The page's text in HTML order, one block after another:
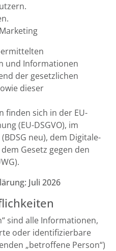
und Informationen
der gesetzlichen
dieser
finden sich in der EU-
(EU-DSGVO), im
neu), dem Digitale-
Gesetz gegen den
Juli 2026
sind alle Informationen,
oder identifizierbare
„betroffene Person“)